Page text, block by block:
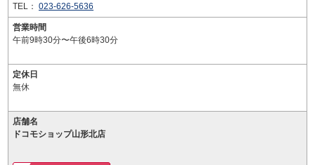
TEL： 023-626-5636
営業時間
午前9時30分〜午後6時30分
定休日
無休
店舗名
ドコモショップ山形北店